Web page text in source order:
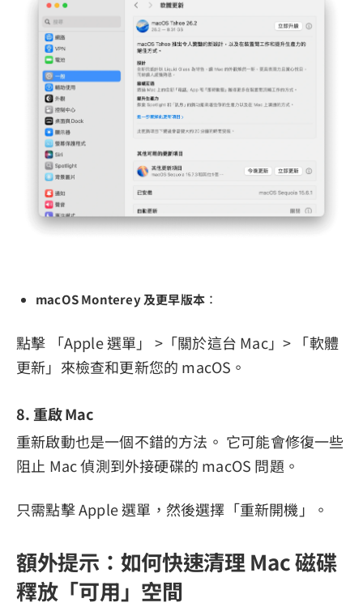
macOS Monterey 及更早版本 ：
點擊 「Apple 選單」 >「關於這台 Mac」> 「軟體
更新」來檢查和更新您的 macOS。
8. 重啟 Mac
重新啟動也是一個不錯的方法。 它可能會修復一些
阻止 Mac 偵測到外接硬碟的 macOS 問題。
只需點擊 Apple 選單，然後選擇「重新開機」。
額外提示：如何快速清理 Mac 磁碟
釋放「可用」空間